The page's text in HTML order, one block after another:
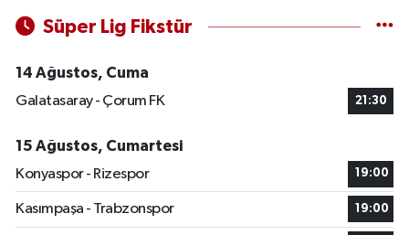
Süper Lig Fikstür
14 Ağustos, Cuma
Galatasaray - Çorum FK
21:30
15 Ağustos, Cumartesi
Konyaspor - Rizespor
19:00
Kasımpaşa - Trabzonspor 19:00